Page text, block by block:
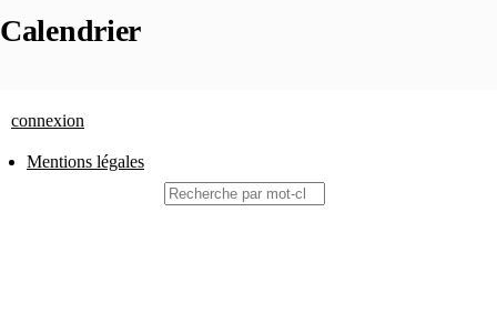
Calendrier
connexion
Mentions légales
Rechercher